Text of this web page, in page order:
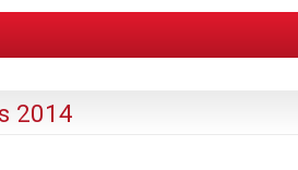
2014